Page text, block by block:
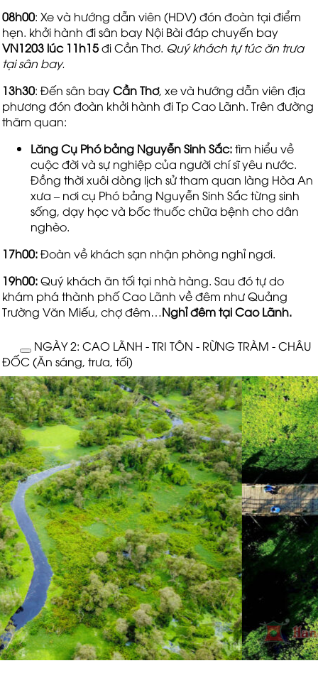
08h00: Xe và hướng dẫn viên (HDV) đón đoàn tại điểm
hẹn. khởi hành đi sân bay Nội Bài đáp chuyến bay
VN1203 lúc 11h15đi Cần Thơ. Quý khách tự túc ăn trưa
tại sân bay.
13h30: Đến sân bayCần Thơ, xe và hướng dẫn viên địa
phương đón đoàn khởi hành đi Tp Cao Lãnh. Trên đường
thăm quan:
Lăng Cụ Phó bảng Nguyễn Sinh Sắc:tìm hiểu về
cuộc đời và sự nghiệp của người chí sĩ yêu nước.
Đồng thời xuôi dòng lịch sử tham quan làng Hòa An
xưa – nơi cụ Phó bảng Nguyễn Sinh Sắc từng sinh
sống, dạy học và bốc thuốc chữa bệnh cho dân
nghèo.
17h00:Đoàn về khách sạn nhận phòng nghỉ ngơi.
19h00:Quý khách ăn tối tại nhà hàng. Sau đó tự do
khám phá thành phố Cao Lãnh về đêm như Quảng
Trường Văn Miếu, chợ đêm…Nghỉ đêm tại Cao Lãnh.
NGÀY 2: CAO LÃNH - TRI TÔN - RỪNG TRÀM - CHÂU
ĐỐC (Ăn sáng, trưa, tối)